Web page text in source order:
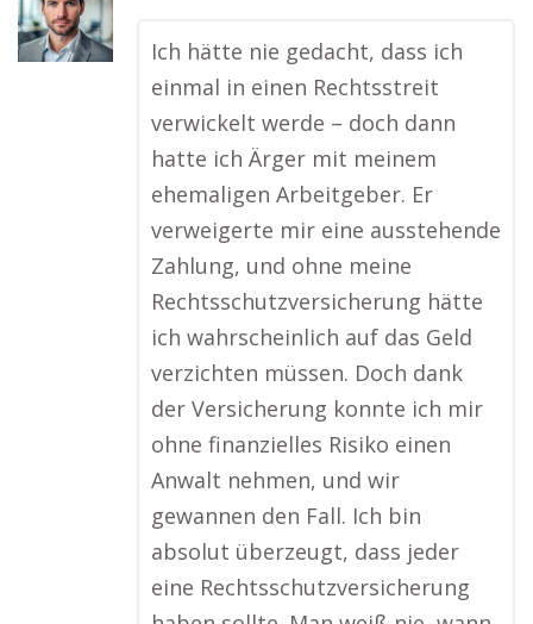
Ich hätte nie gedacht, dass ich
einmal in einen Rechtsstreit
verwickelt werde – doch dann
hatte ich Ärger mit meinem
ehemaligen Arbeitgeber. Er
verweigerte mir eine ausstehende
Zahlung, und ohne meine
Rechtsschutzversicherung hätte
ich wahrscheinlich auf das Geld
verzichten müssen. Doch dank
der Versicherung konnte ich mir
ohne finanzielles Risiko einen
Anwalt nehmen, und wir
gewannen den Fall. Ich bin
absolut überzeugt, dass jeder
eine Rechtsschutzversicherung